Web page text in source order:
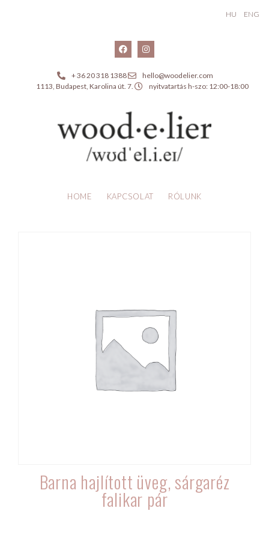
HU ENG
+ 36 20 318 1388
hello@woodelier.com
1113, Budapest, Karolina út. 7.
nyitvatartás h-szo: 12:00-18:00
HOME KAPCSOLAT RÓLUNK
Barna hajlított üveg, sárgaréz
falikar pár